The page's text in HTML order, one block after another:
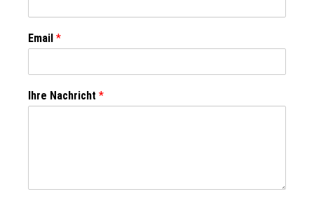
Email *
Ihre Nachricht *